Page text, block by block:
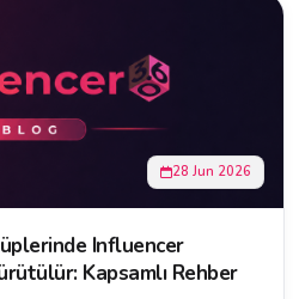
28 Jun 2026
Influencer
Kapsamlı Rehber